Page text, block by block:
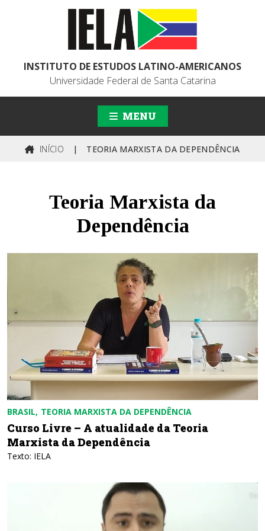
INSTITUTO DE ESTUDOS LATINO-AMERICANOS
Universidade Federal de Santa Catarina
MENU
INÍCIO | TEORIA MARXISTA DA DEPENDÊNCIA
Teoria Marxista da
Dependência
BRASIL TEORIA MARXISTA DA DEPENDÊNCIA
Curso Livre – A atualidade da Teoria
Marxista da Dependência
Texto: IELA